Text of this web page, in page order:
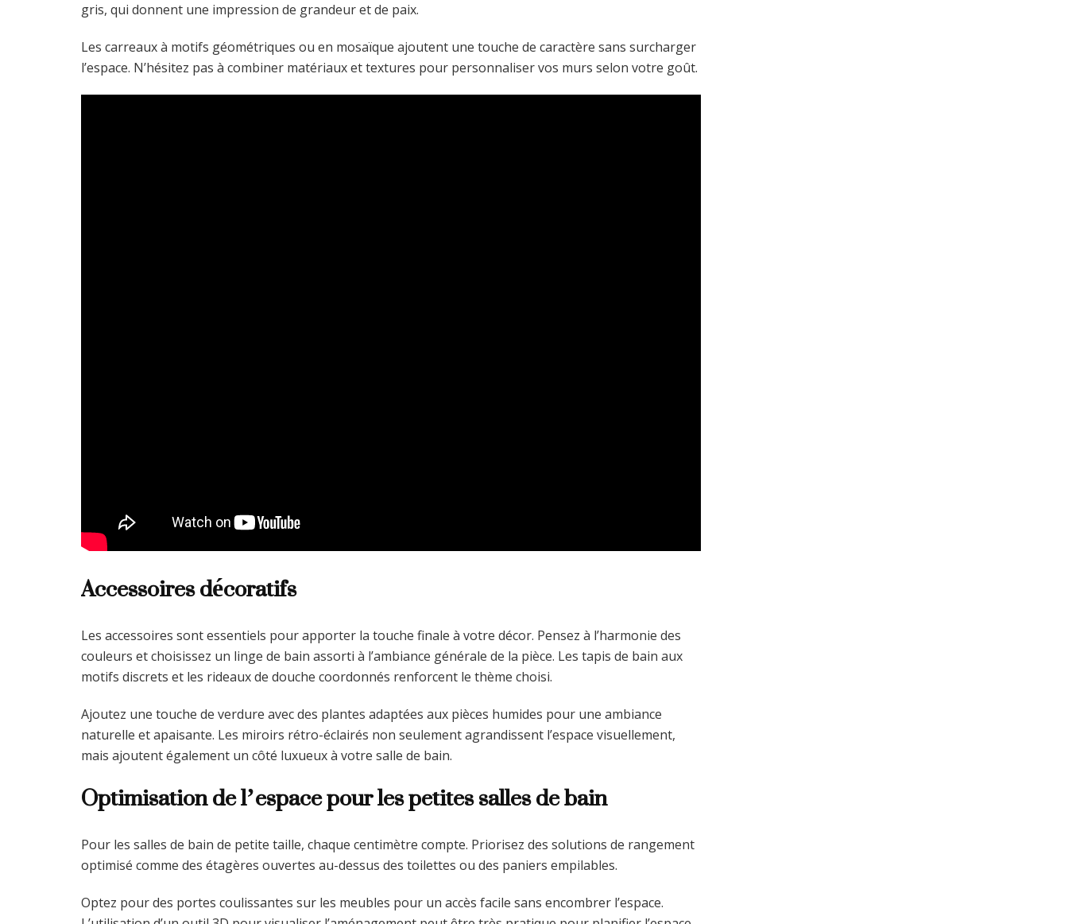
gris, qui donnent une impression de grandeur et de paix.
Les carreaux à motifs géométriques ou en mosaïque ajoutent une touche de caractère sans surcharger
l’espace. N’hésitez pas à combiner matériaux et textures pour personnaliser vos murs selon votre goût.
Accessoires décoratifs
Les accessoires sont essentiels pour apporter la touche finale à votre décor. Pensez à l’harmonie des
couleurs et choisissez un linge de bain assorti à l’ambiance générale de la pièce. Les tapis de bain aux
motifs discrets et les rideaux de douche coordonnés renforcent le thème choisi.
Ajoutez une touche de verdure avec des plantes adaptées aux pièces humides pour une ambiance
naturelle et apaisante. Les miroirs rétro-éclairés non seulement agrandissent l’espace visuellement,
mais ajoutent également un côté luxueux à votre salle de bain.
Optimisation de l’espace pour les petites salles de bain
Pour les salles de bain de petite taille, chaque centimètre compte. Priorisez des solutions de rangement
optimisé comme des étagères ouvertes au-dessus des toilettes ou des paniers empilables.
Optez pour des portes coulissantes sur les meubles pour un accès facile sans encombrer l’espace.